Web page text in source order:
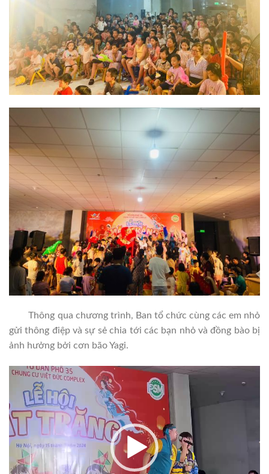
Thông qua chương trình, Ban tổ chức cùng các em nhỏ
gửi thông điệp và sự sẻ chia tới các bạn nhỏ và đồng bào bị
ảnh hưởng bởi cơn bão Yagi.
Trình
Video